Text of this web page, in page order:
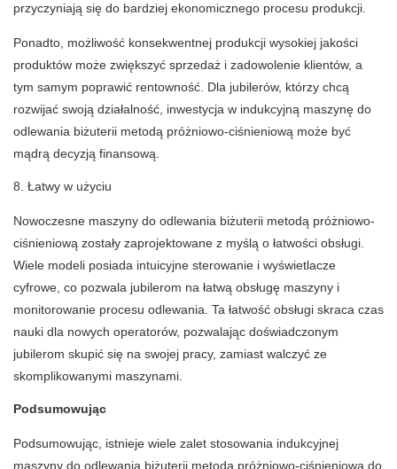
przyczyniają się do bardziej ekonomicznego procesu produkcji.
Ponadto, możliwość konsekwentnej produkcji wysokiej jakości
produktów może zwiększyć sprzedaż i zadowolenie klientów, a
tym samym poprawić rentowność. Dla jubilerów, którzy chcą
rozwijać swoją działalność, inwestycja w indukcyjną maszynę do
odlewania biżuterii metodą próżniowo-ciśnieniową może być
mądrą decyzją finansową.
8. Łatwy w użyciu
Nowoczesne maszyny do odlewania biżuterii metodą próżniowo-
ciśnieniową zostały zaprojektowane z myślą o łatwości obsługi.
Wiele modeli posiada intuicyjne sterowanie i wyświetlacze
cyfrowe, co pozwala jubilerom na łatwą obsługę maszyny i
monitorowanie procesu odlewania. Ta łatwość obsługi skraca czas
nauki dla nowych operatorów, pozwalając doświadczonym
jubilerom skupić się na swojej pracy, zamiast walczyć ze
skomplikowanymi maszynami.
Podsumowując
Podsumowując, istnieje wiele zalet stosowania indukcyjnej
maszyny do odlewania biżuterii metodą próżniowo-ciśnieniową do